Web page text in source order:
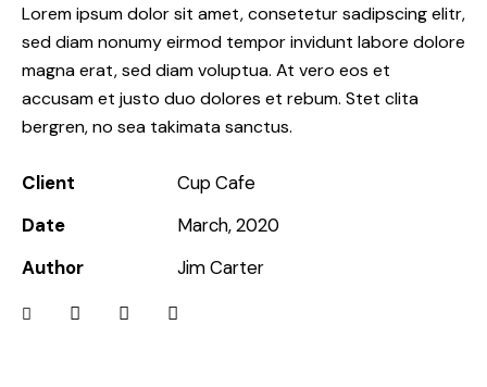
Lorem ipsum dolor sit amet, consetetur sadipscing elitr,
sed diam nonumy eirmod tempor invidunt labore dolore
magna erat, sed diam voluptua. At vero eos et
accusam et justo duo dolores et rebum. Stet clita
bergren, no sea takimata sanctus.
Client
Cup Cafe
Date
March, 2020
Author
Jim Carter